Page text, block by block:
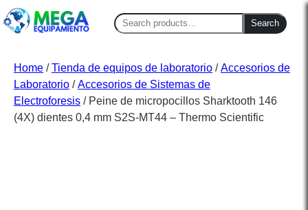
Search
for:
Search
Home /Tienda de equipos de laboratorio /Accesorios de
Laboratorio /Accesorios de Sistemas de
Electroforesis / Peine de micropocillos Sharktooth 146
(4X) dientes 0,4 mm S2S-MT44 – Thermo Scientific